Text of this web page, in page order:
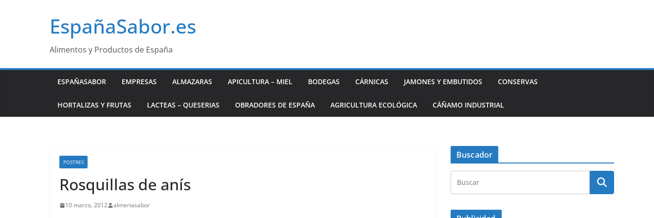
EspañaSabor.es
Alimentos y Productos de España
ESPAÑASABOR EMPRESAS ALMAZARAS APICULTURA – MIEL BODEGAS CÁRNICAS JAMONES Y EMBUTIDOS CONSERVAS
HORTALIZAS Y FRUTAS LACTEAS – QUESERIAS OBRADORES DE ESPAÑA AGRICULTURA ECOLÓGICA CÁÑAMO INDUSTRIAL
POSTRES
Rosquillas de anís
10 marzo, 2012 almeriasabor
Buscador